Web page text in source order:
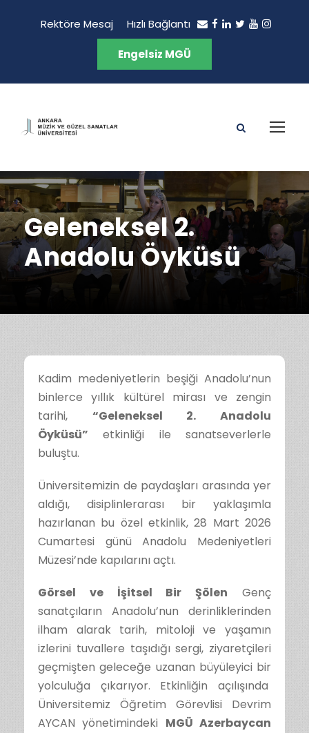
Rektöre Mesaj Hızlı Bağlantı
Engelsiz MGÜ
Geleneksel 2.
Anadolu Öyküsü
Kadim medeniyetlerin beşiği Anadolu’nun
binlerce yıllık kültürel mirası ve zengin
tarihi, “Geleneksel 2. Anadolu
Öyküsü” etkinliği ile sanatseverlerle
buluştu.
Üniversitemizin de paydaşları arasında yer
aldığı, disiplinlerarası bir yaklaşımla
hazırlanan bu özel etkinlik, 28 Mart 2026
Cumartesi günü Anadolu Medeniyetleri
Müzesi’nde kapılarını açtı.
Görsel ve İşitsel Bir Şölen Genç
sanatçıların Anadolu’nun derinliklerinden
ilham alarak tarih, mitoloji ve yaşamın
izlerini tuvallere taşıdığı sergi, ziyaretçileri
geçmişten geleceğe uzanan büyüleyici bir
yolculuğa çıkarıyor. Etkinliğin açılışında
Üniversitemiz Öğretim Görevlisi Devrim
AYCAN yönetimindeki MGÜ Azerbaycan